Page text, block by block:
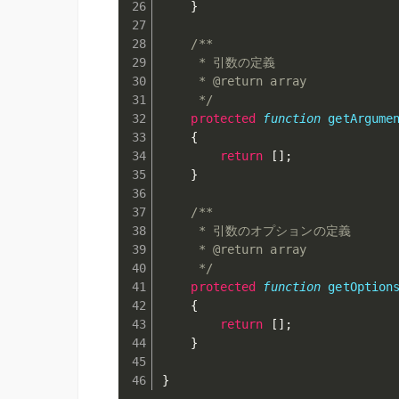
}
/**
     * 引数の定義
     * @return array
     */
protected
function
{
return
[ ] ;
}
/**
     * 引数のオプションの定義
     * @return array
     */
protected
function getOptions
{
return
[ ] ;
}
}